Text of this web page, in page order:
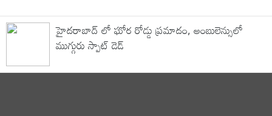
హైదరాబాద్ లో ఘోర రోడ్డు ప్రమాదం, అంబులెన్సులో
ముగ్గురు స్పాట్ డెడ్